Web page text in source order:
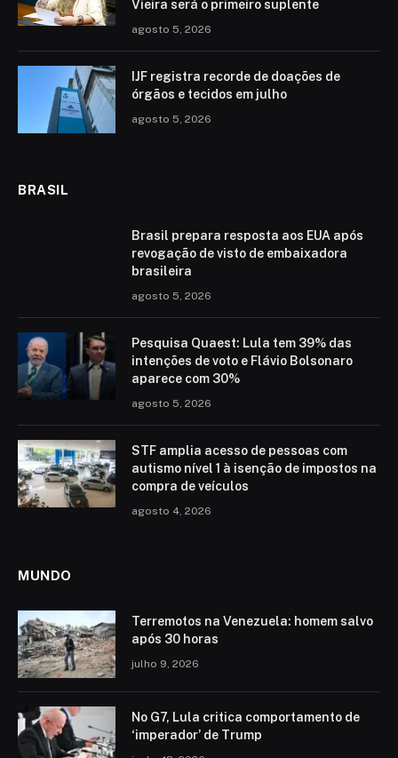
Vieira será o primeiro suplente
agosto 5, 2026
IJF registra recorde de doações de
órgãos e tecidos em julho
agosto 5, 2026
BRASIL
Brasil prepara resposta aos EUA após
revogação de visto de embaixadora
brasileira
agosto 5, 2026
Pesquisa Quaest: Lula tem 39% das
intenções de voto e Flávio Bolsonaro
aparece com 30%
agosto 5, 2026
STF amplia acesso de pessoas com
autismo nível 1 à isenção de impostos na
compra de veículos
agosto 4, 2026
MUNDO
Terremotos na Venezuela: homem salvo
após 30 horas
julho 9, 2026
No G7, Lula critica comportamento de
‘imperador’ de Trump